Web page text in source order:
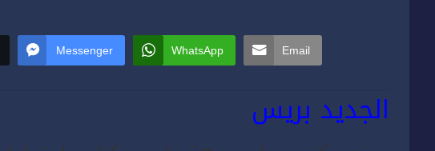
Messenger WhatsApp Email
الجديد بريس